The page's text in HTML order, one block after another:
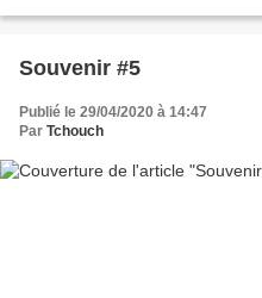
Souvenir #5
Publié le 29/04/2020 à 14:47
Par Tchouch